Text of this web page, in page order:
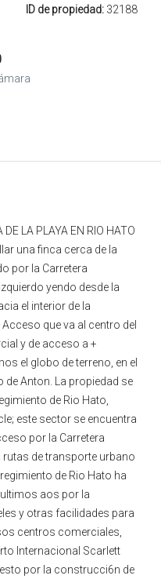
ID de propiedad: 32188
LA PLAYA EN RIO HATO
una finca cerca de la
por la Carretera
yendo desde la
el interior de la
que va al centro del
y de acceso a +
el globo de terreno, en el
de Anton. La propiedad se
de Rio Hato,
este sector se encuentra
por la Carretera
de transporte urbano
de Rio Hato ha
aos por la
y otras facilidades para
centros comerciales,
lnternacional Scarlett
por la construcci6n de